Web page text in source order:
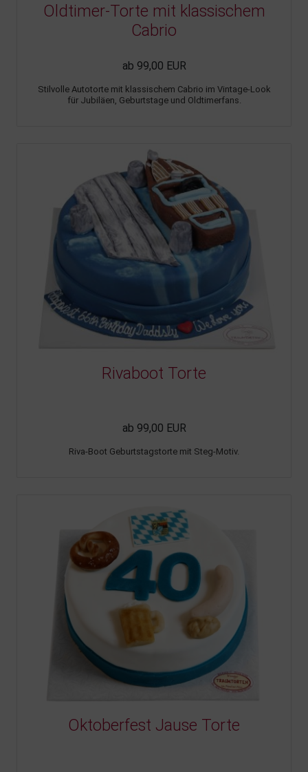
Oldtimer-Torte mit klassischem
Cabrio
ab 99,00 EUR
Stilvolle Autotorte mit klassischem Cabrio im Vintage-Look
für Jubiläen, Geburtstage und Oldtimerfans.
Rivaboot Torte
ab 99,00 EUR
Riva-Boot Geburtstagstorte mit Steg-Motiv.
Oktoberfest Jause Torte